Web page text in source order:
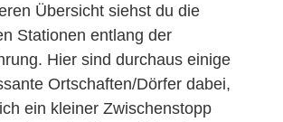
Übersicht siehst du die
Stationen entlang der
Hier sind durchaus einige
Ortschaften/Dörfer dabei,
ein kleiner Zwischenstopp